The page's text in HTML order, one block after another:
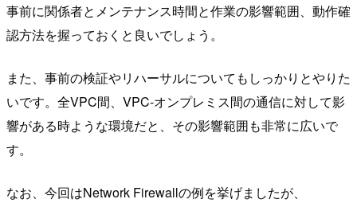
事前に関係者とメンテナンス時間と作業の影響範囲、動作確
認方法を握っておくと良いでしょう。
また、事前の検証やリハーサルについてもしっかりとやりた
いです。全VPC間、VPC-オンプレミス間の通信に対して影
響がある時ような環境だと、その影響範囲も非常に広いで
す。
なお、今回はNetwork Firewallの例を挙げましたが、